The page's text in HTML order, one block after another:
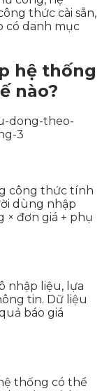
thức cài sẵn,
có danh mục
hệ thống
nào?
công thức tính
dùng nhập
× đơn giá + phụ
nhập liệu, lựa
tin. Dữ liệu
báo giá
thống có thể